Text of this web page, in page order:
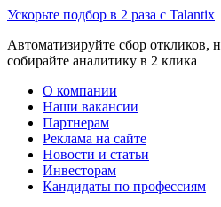
Ускорьте подбор в 2 раза с Talantix
Автоматизируйте сбор откликов,
собирайте аналитику в 2 клика
О компании
Наши вакансии
Партнерам
Реклама на сайте
Новости и статьи
Инвесторам
Кандидаты по профессиям